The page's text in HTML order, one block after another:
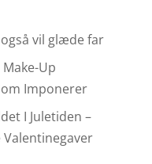
vil glæde far
Up
Imponerer
I Juletiden –